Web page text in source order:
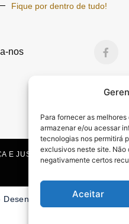
Para fornecer as
armazenar e/ou acessar
tecnologias nos permitirá
exclusivos neste site.
negativamente certos
Aceitar
Fique por dentro de tudo!
nos
a
o
-
f
E JUSTIÇA SAÚDE E BEM-
por mktinfo.com.br